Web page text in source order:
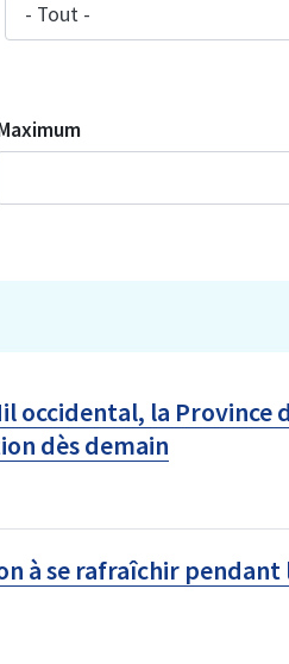
occidental, la Province
dès demain
à se rafraîchir pendant